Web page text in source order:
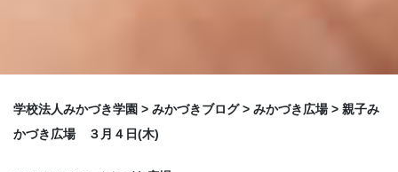
学校法人みかづき学園 > みかづきブログ> みかづき広場> 親子み
かづき広場 ３月４日(木)